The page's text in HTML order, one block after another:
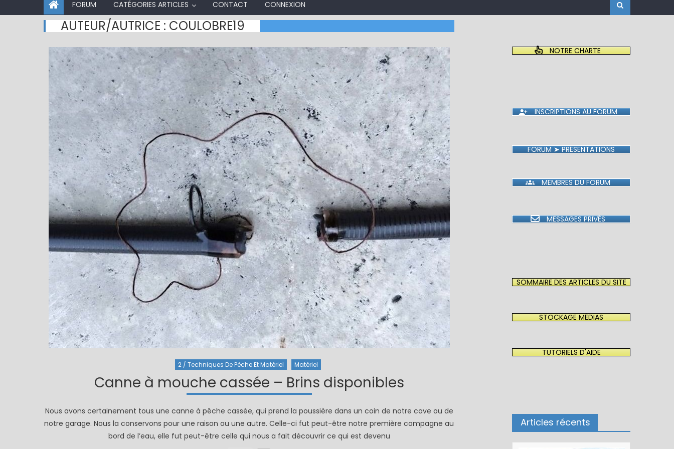
FORUM CATÉGORIES ARTICLES CONTACT CONNEXION
AUTEUR/AUTRICE : COULOBRE19
2 / Techniques De Pêche Et Matériel Matériel
Canne à mouche cassée – Brins disponibles
Nous avons certainement tous une canne à pêche cassée, qui prend la poussière dans un coin de notre cave ou de
notre garage. Nous la conservons pour une raison ou une autre. Celle-ci fut peut-être notre première compagne au
bord de l’eau, elle fut peut-être celle qui nous a fait découvrir ce qui est devenu
NOTRE CHARTE
INSCRIPTIONS AU FORUM
FORUM ➤ PRÉSENTATIONS
MEMBRES DU FORUM
MESSAGES PRIVÉS
SOMMAIRE DES ARTICLES DU SITE
STOCKAGE MÉDIAS
TUTORIELS D'AIDE
Articles récents